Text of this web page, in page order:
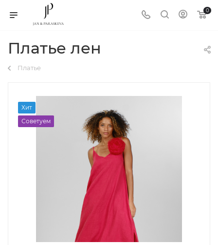
0
Платье лен
Платье
Хит
Советуем